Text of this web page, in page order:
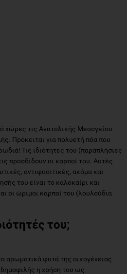
χώρες τις Ανατολικής Μεσογείου
Πρόκειται για πολυετή πόα που
Τις ιδιότητες του (παραπλήσιες
προσδίδουν οι καρποί του. Αυτές
αντιφυσιτικές, ακόμα και
του είναι το καλοκαίρι και
οι ώριμοι καρποί του (λουλούδια
του;
αρωματικά φυτά της οικογένειας
η χρήση του ως